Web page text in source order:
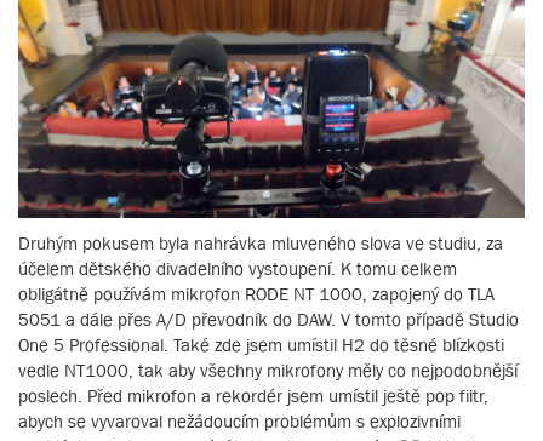
Druhým pokusem byla nahrávka mluveného slova ve studiu, za
účelem dětského divadelního vystoupení. K tomu celkem
obligátně používám mikrofon RODE NT 1000, zapojený do TLA
5051 a dále přes A/D převodník do DAW. V tomto případě Studio
One 5 Professional. Také zde jsem umístil H2 do těsné blízkosti
vedle NT1000, tak aby všechny mikrofony měly co nejpodobnější
poslech. Před mikrofon a rekordér jsem umístil ještě pop filtr,
abych se vyvaroval nežádoucím problémům s explozivními